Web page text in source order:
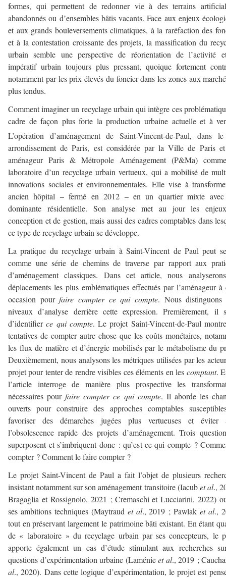
formes, qui permettent de redonner vie à des terrains
abandonnés ou d’ensembles bâtis vacants. Face aux enjeux
et aux grands bouleversements climatiques, à la raréfaction des
et à la contestation croissante des projets, la massification du
urbain semble une perspective de réorientation de l’activité
impératif urbain toujours plus pressant, quoique fortement
notamment par les prix élevés du foncier dans les zones aux
plus tendus.
Comment imaginer un recyclage urbain qui intègre ces
cadre de façon plus forte la production urbaine actuelle et à
L’opération d’aménagement de Saint-Vincent-de-Paul, dans
arrondissement de Paris, est considérée par la Ville de Paris
aménageur Paris & Métropole Aménagement (P&Ma)
laboratoire d’un recyclage urbain vertueux, qui a mobilisé de
innovations sociales et environnementales. Elle vise à
ancien hôpital – fermé en 2012 – en un quartier mixte
dominante résidentielle. Son analyse met au jour les
conception et de gestion, mais aussi des cadres comptables dans
ce type de recyclage urbain se développe.
La pratique du recyclage urbain à Saint-Vincent de Paul peut
comme une série de chemins de traverse par rapport aux
d’aménagement classiques. Dans cet article, nous
déplacements les plus emblématiques effectués par l’aménageur à
occasion pourfaire compter ce qui compte. Nous distinguons
niveaux d’analyse derrière cette expression. Premièrement, il
d’identifierce qui compte. Le projet Saint-Vincent-de-Paul
tentatives de compter autre chose que les coûts monétaires,
les flux de matière et d’énergie mobilisés par le métabolisme du
Deuxièmement, nous analysons les métriques utilisées par les
projet pour tenter de rendre visibles ces éléments en les comptant.
l’article interroge de manière plus prospective les
nécessaires pourfaire compter ce qui compte. Il aborde les
ouverts pour construire des approches comptables
favoriser des démarches jugées plus vertueuses et éviter
l’obsolescence rapide des projets d’aménagement. Trois
superposent et s’imbriquent donc : qu’est-ce qui compte ?
compter ? Comment le faire compter ?
Le projet Saint-Vincent de Paul a fait l’objet de plusieurs
insistant notamment sur son aménagement transitoire (Iacubet al.,
Bragaglia et Rossignolo, 2021 ; Cremaschi et Lucciarini, 2022)
ses ambitions techniques (Maytraud et al., 2019 ; Pawlaket al.,
tout en préservant largement le patrimoine bâti existant. En étant
de « laboratoire » du recyclage urbain par ses concepteurs, le
apporte également un cas d’étude stimulant aux recherches
questions d’expérimentation urbaine (Laménieet al., 2019 ;
al., 2020). Dans cette logique d’expérimentation, le projet est